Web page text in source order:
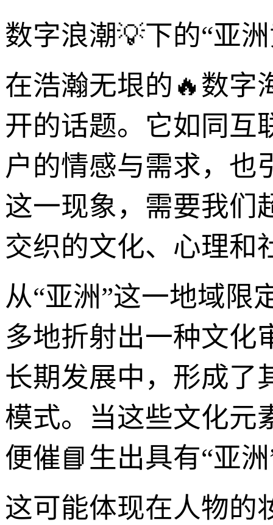
数字浪潮💡下的“亚
在浩瀚无垠的🔥数字
开的话题。它如同互
户的情感与需求，也
这一现象，需要我们
交织的文化、心理和
从“亚洲”这一地域限
多地折射出一种文化
长期发展中，形成了
模式。当这些文化元
便催📘生出具有“亚
这可能体现在人物的